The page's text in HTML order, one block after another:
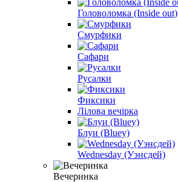
Головоломка (Inside out)
Смурфики
Сафари
Русалки
Фиксики
Лілова вечірка
Блуи (Bluey)
Wednesday (Уэнсдей)
Вечеринка